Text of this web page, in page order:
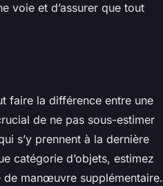
voie et d’assurer que tout
faire la différence entre une
de ne pas sous-estimer
s’y prennent à la dernière
catégorie d’objets, estimez
manœuvre supplémentaire.